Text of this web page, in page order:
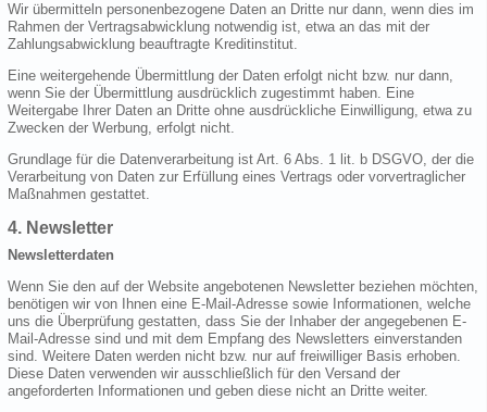
Wir übermitteln personenbezogene Daten an Dritte nur dann, wenn dies im
Rahmen der Vertragsabwicklung notwendig ist, etwa an das mit der
Zahlungsabwicklung beauftragte Kreditinstitut.
Eine weitergehende Übermittlung der Daten erfolgt nicht bzw. nur dann,
wenn Sie der Übermittlung ausdrücklich zugestimmt haben. Eine
Weitergabe Ihrer Daten an Dritte ohne ausdrückliche Einwilligung, etwa zu
Zwecken der Werbung, erfolgt nicht.
Grundlage für die Datenverarbeitung ist Art. 6 Abs. 1 lit. b DSGVO, der die
Verarbeitung von Daten zur Erfüllung eines Vertrags oder vorvertraglicher
Maßnahmen gestattet.
4. Newsletter
Newsletterdaten
Wenn Sie den auf der Website angebotenen Newsletter beziehen möchten,
benötigen wir von Ihnen eine E-Mail-Adresse sowie Informationen, welche
uns die Überprüfung gestatten, dass Sie der Inhaber der angegebenen E-
Mail-Adresse sind und mit dem Empfang des Newsletters einverstanden
sind. Weitere Daten werden nicht bzw. nur auf freiwilliger Basis erhoben.
Diese Daten verwenden wir ausschließlich für den Versand der
angeforderten Informationen und geben diese nicht an Dritte weiter.